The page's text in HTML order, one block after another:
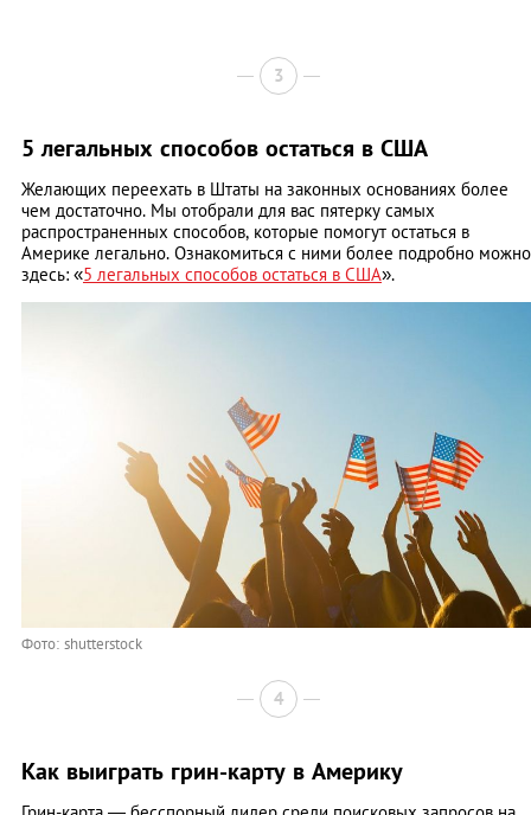
3
5 легальных способов остаться в США
Желающих переехать в Штаты на законных основаниях более
чем достаточно. Мы отобрали для вас пятерку самых
распространенных способов, которые помогут остаться в
Америке легально. Ознакомиться с ними более подробно можно
здесь: «5 легальных способов остаться в США».
Фото: shutterstock
4
Как выиграть грин-карту в Америку